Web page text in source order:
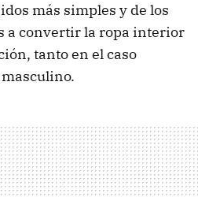
más simples y de los
a convertir la ropa interior
tanto en el caso